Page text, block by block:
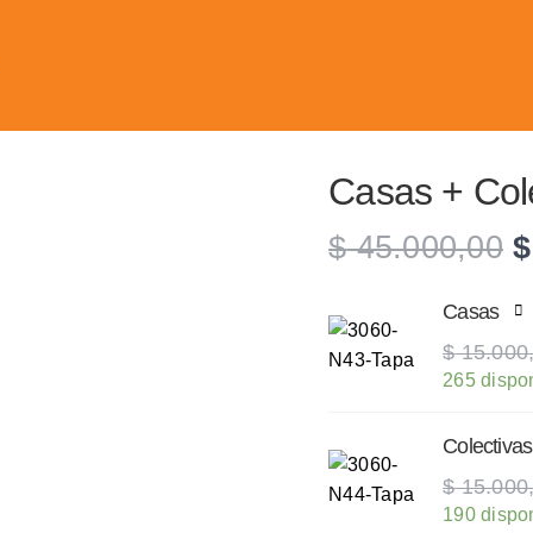
Casas +
$45.000,00 $
Casas
$
265
Colectivas
$
190